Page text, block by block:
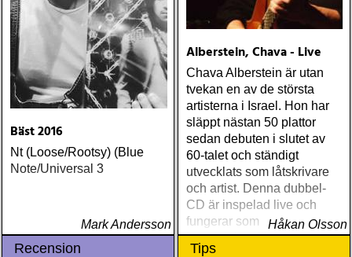
Bäst 2016
Nt (Loose/Rootsy) (Blue
Note/Universal 3
Mark Andersson
Alberstein, Chava - Live
Chava Alberstein är utan
tvekan en av de största
artisterna i Israel. Hon har
släppt nästan 50 plattor
sedan debuten i slutet av
60-talet och ständigt
utvecklats som låtskrivare
och artist. Denna dubbel-
CD är inspelad live och
fungerar som en utmärkt
introduktion till denna
världsartist.
Håkan Olsson
Recension Tips